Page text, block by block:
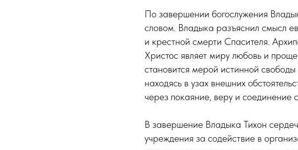
По завершении богослужения
словом. Владыка разъяснил смысл
и крестной смерти Спасителя.
Христос являет миру любовь и
становится мерой истинной
находясь в узах внешних
через покаяние, веру и соединение
В завершение Владыка Тихон
учреждения за содействие в